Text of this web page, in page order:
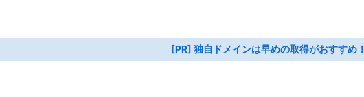
[PR] 独自ドメインは早めの取得がおすすめ！